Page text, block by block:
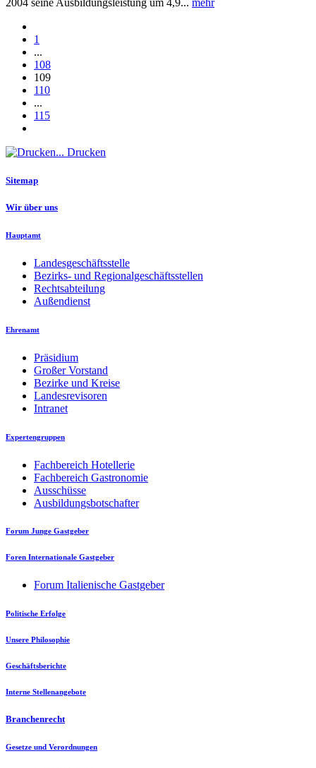
2004 seine Ausbildungsleistung um 4,9... mehr
1
...
108
109
110
...
115
Drucken
Sitemap
Wir über uns
Hauptamt
Landesgeschäftsstelle
Bezirks- und Regionalgeschäftsstellen
Rechtsabteilung
Außendienst
Ehrenamt
Präsidium
Großer Vorstand
Bezirke und Kreise
Landesrevisoren
Intranet
Expertengruppen
Fachbereich Hotellerie
Fachbereich Gastronomie
Ausschüsse
Ausbildungsbotschafter
Forum Junge Gastgeber
Foren Internationale Gastgeber
Forum Italienische Gastgeber
Politische Erfolge
Unsere Philosophie
Geschäftsberichte
Interne Stellenangebote
Branchenrecht
Gesetze und Verordnungen